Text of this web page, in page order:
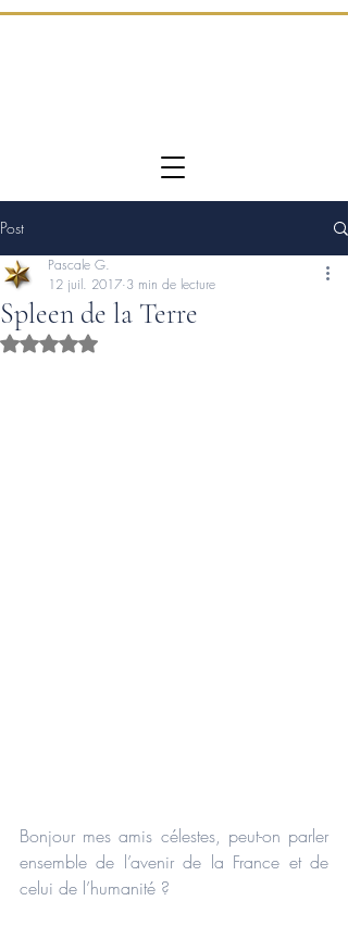
Post
Spleen de la Terre
Pascale G.
12 juil. 2017 3 min de lecture
Noté NaN étoiles sur 5.
Bonjour mes amis célestes, peut-on parler
ensemble de l’avenir de la France et de
celui de l’humanité ?